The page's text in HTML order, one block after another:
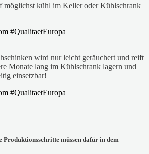
möglichst kühl im Keller oder Kühlschrank
wird nur leicht geräuchert und reift
Monate lang im Kühlschrank lagern und
einsetzbar!
Produktionsschritte müssen dafür in dem